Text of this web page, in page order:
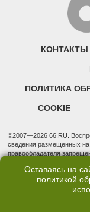
КОНТАКТЫ
ПОЛИТИКА
COOKIE
©2007—2026 66.RU.
сведения размещенных на
правообладателя
надзору в сфере связи,
(Роскомнадзор).
Учредитель: Общество с
3, оф. 7015 Фактический
Оставаясь на
политикой